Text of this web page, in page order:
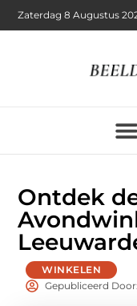
Zaterdag 8 Augustus
Ontdek
WINKELEN
Gepubliceerd